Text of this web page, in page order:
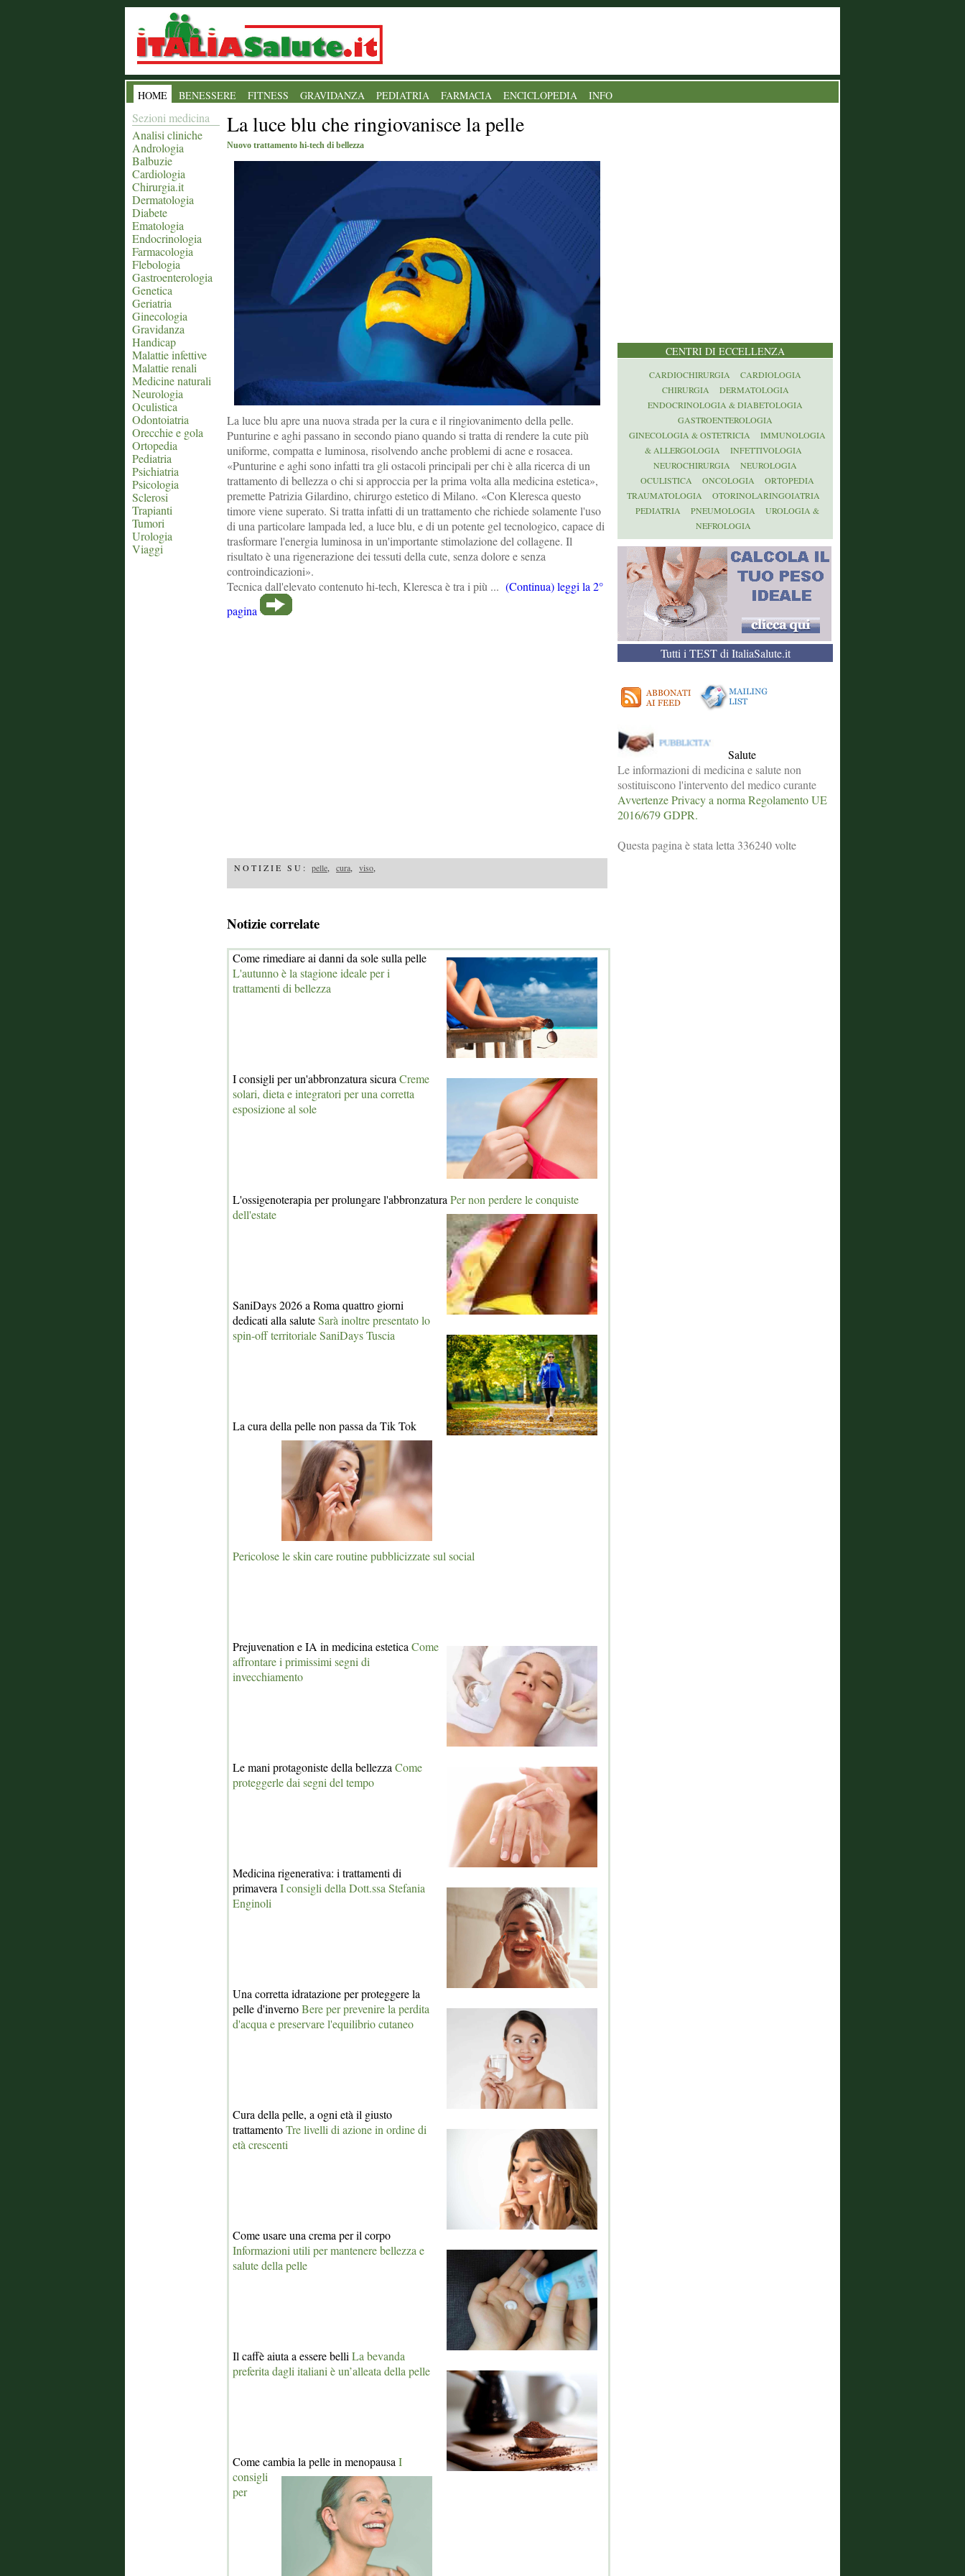
HOME BENESSERE FITNESS GRAVIDANZA PEDIATRIA FARMACIA ENCICLOPEDIA INFO
Sezioni medicina
Analisi cliniche
Andrologia
Balbuzie
Cardiologia
Chirurgia.it
Dermatologia
Diabete
Ematologia
Endocrinologia
Farmacologia
Flebologia
Gastroenterologia
Genetica
Geriatria
Ginecologia
Gravidanza
Handicap
Malattie infettive
Malattie renali
Medicine naturali
Neurologia
Oculistica
Odontoiatria
Orecchie e gola
Ortopedia
Pediatria
Psichiatria
Psicologia
Sclerosi
Trapianti
Tumori
Urologia
Viaggi
La luce blu che ringiovanisce la pelle
Nuovo trattamento hi-tech di bellezza
La luce blu apre una nuova strada per la cura e il ringiovanimento della pelle.
Punturine e aghi passano in secondo piano quando si tratta di rendere la cute più
uniforme, compatta e luminosa, risolvendo anche problemi di acne e rosacea.
«Punturine e aghi sono infatti tra gli ostacoli principali per chi è alla ricerca di un
trattamento di bellezza o chi si approccia per la prima volta alla medicina estetica»,
premette Patrizia Gilardino, chirurgo estetico di Milano. «Con Kleresca questo
timore viene superato. Si tratta infatti di un trattamento che richiede solamente l'uso
di una particolare lampada led, a luce blu, e di un potente gel tecnologico, capace di
trasformare l'energia luminosa in un'importante stimolazione del collagene. Il
risultato è una rigenerazione dei tessuti della cute, senza dolore e senza
controindicazioni».
Tecnica dall'elevato contenuto hi-tech, Kleresca è tra i più ... (Continua) leggi la 2°
pagina
NOTIZIE SU: pelle, cura, viso,
Notizie correlate
Come rimediare ai danni da sole sulla pelle
L'autunno è la stagione ideale per i
trattamenti di bellezza
I consigli per un'abbronzatura sicura Creme
solari, dieta e integratori per una corretta
esposizione al sole
L'ossigenoterapia per prolungare l'abbronzatura Per non perdere le conquiste
dell'estate
SaniDays 2026 a Roma quattro giorni
dedicati alla saluteSarà inoltre presentato lo
spin-off territoriale SaniDays Tuscia
La cura della pelle non passa da Tik Tok
Pericolose le skin care routine pubblicizzate sul social
Prejuvenation e IA in medicina estetica Come
affrontare i primissimi segni di
invecchiamento
Le mani protagoniste della bellezza Come
proteggerle dai segni del tempo
Medicina rigenerativa: i trattamenti di
primavera I consigli della Dott.ssa Stefania
Enginoli
Una corretta idratazione per proteggere la
pelle d'invernoBere per prevenire la perdita
d'acqua e preservare l'equilibrio cutaneo
Cura della pelle, a ogni età il giusto
trattamentoTre livelli di azione in ordine di
età crescenti
Come usare una crema per il corpo
Informazioni utili per mantenere bellezza e
salute della pelle
Il caffè aiuta a essere belli La bevanda
preferita dagli italiani è un’alleata della pelle
Come cambia la pelle in menopausa I
consigli
per
CENTRI DI ECCELLENZA
CARDIOCHIRURGIA
CARDIOLOGIA
CHIRURGIA
DERMATOLOGIA
ENDOCRINOLOGIA & DIABETOLOGIA
GASTROENTEROLOGIA
GINECOLOGIA & OSTETRICIA
IMMUNOLOGIA
& ALLERGOLOGIA
INFETTIVOLOGIA
NEUROCHIRURGIA
NEUROLOGIA
OCULISTICA
ONCOLOGIA
ORTOPEDIA
TRAUMATOLOGIA
OTORINOLARINGOIATRIA
PEDIATRIA
PNEUMOLOGIA
UROLOGIA &
NEFROLOGIA
Tutti i TEST di ItaliaSalute.it
Salute
Le informazioni di medicina e salute non
sostituiscono l'intervento del medico curante
Avvertenze Privacy a norma Regolamento UE
2016/679 GDPR.
Questa pagina è stata letta 336240 volte